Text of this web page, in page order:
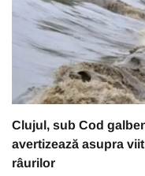
Clujul, sub Cod
avertizează asupra
râurilor